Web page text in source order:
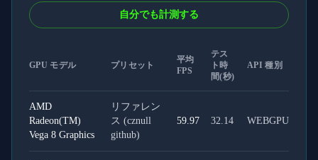
自分でも計測する
GPU モデル プリセット
平均
FPS
テス
ト時
間(秒)
API 種別
AMD
Radeon(TM)
Vega 8 Graphics
リファレン
ス (cznull
github)
59.97 32.14 WEBGPU